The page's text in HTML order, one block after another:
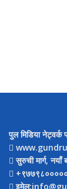
पुल मिडिया नेट्वर्क
सुरुची मार्ग, नयाँ